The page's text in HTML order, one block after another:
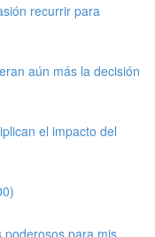
recurrir para
aún más la decisión
el impacto del
poderosos para mis